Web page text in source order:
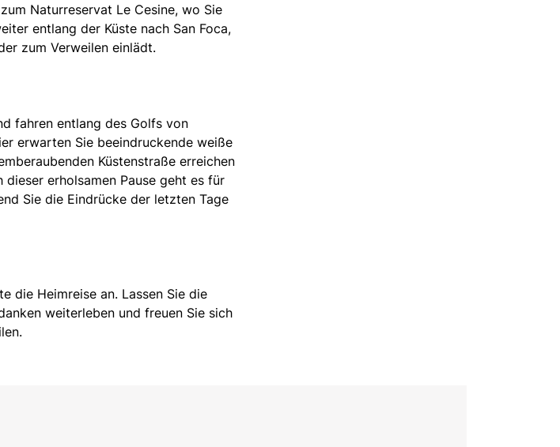
Naturreservat Le Cesine, wo Sie
entlang der Küste nach San Foca,
zum Verweilen einlädt.
fahren entlang des Golfs von
erwarten Sie beeindruckende weiße
Küstenstraße erreichen
erholsamen Pause geht es für
Sie die Eindrücke der letzten Tage
die Heimreise an. Lassen Sie die
weiterleben und freuen Sie sich